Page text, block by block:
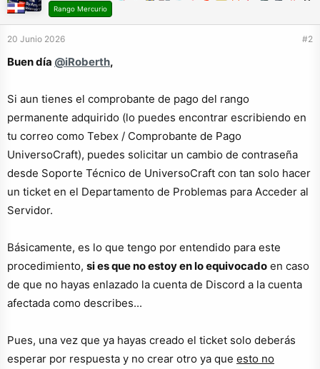
Rango Mercurio
20 Junio 2026 #2
Buen día @iRoberth,
Si aun tienes el comprobante de pago del rango
permanente adquirido (lo puedes encontrar escribiendo en
tu correo como Tebex / Comprobante de Pago
UniversoCraft), puedes solicitar un cambio de contraseña
desde Soporte Técnico de UniversoCraft con tan solo hacer
un ticket en el Departamento de Problemas para Acceder al
Servidor.
Básicamente, es lo que tengo por entendido para este
procedimiento, si es que no estoy en lo equivocado en caso
de que no hayas enlazado la cuenta de Discord a la cuenta
afectada como describes...
Pues, una vez que ya hayas creado el ticket solo deberás
esperar por respuesta y no crear otro ya que esto no